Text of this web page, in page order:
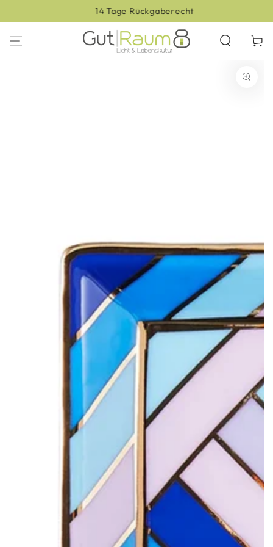
14 Tage Rückgaberecht